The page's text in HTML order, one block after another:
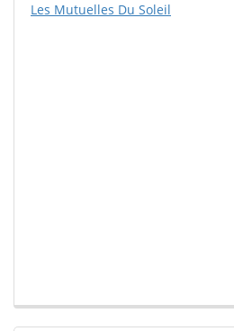
Les Mutuelles Du Soleil